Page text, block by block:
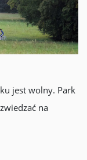
jest wolny. Park
na